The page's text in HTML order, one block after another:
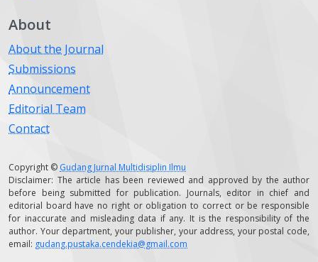
About
About the Journal
Submissions
Announcement
Editorial Team
Contact
Copyright © Gudang Jurnal Multidisiplin Ilmu
Disclaimer: The article has been reviewed and approved by the author
before being submitted for publication. Journals, editor in chief and
editorial board have no right or obligation to correct or be responsible
for inaccurate and misleading data if any. It is the responsibility of the
author. Your department, your publisher, your address, your postal code,
email: gudang.pustaka.cendekia@gmail.com